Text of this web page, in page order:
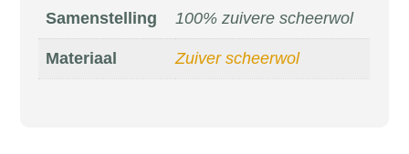
Samenstelling 100% zuivere scheerwol
Materiaal Zuiver scheerwol